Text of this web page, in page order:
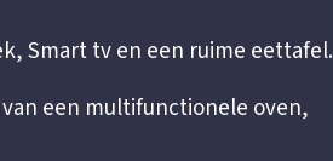
Smart tv en een ruime eettafel.
een multifunctionele oven,